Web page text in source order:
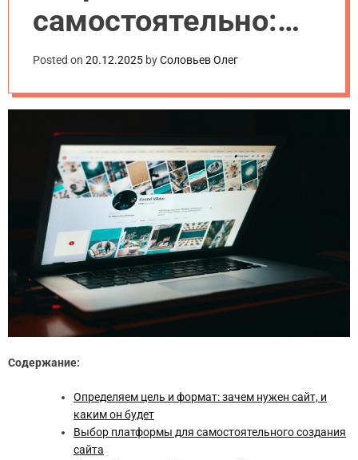
самостоятельно:
пошаговая
инструкция для
новичков
Posted on 20.12.2025 byСоловьев Олег
Содержание:
Определяем цель и формат: зачем нужен сайт, и
каким он будет
Выбор платформы для самостоятельного создания
сайта